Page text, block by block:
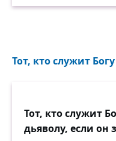
Тот, кто служит
Тот, кто служит
дьяволу, если он